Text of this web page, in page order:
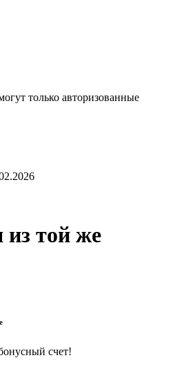
только авторизованные
той же
счет!